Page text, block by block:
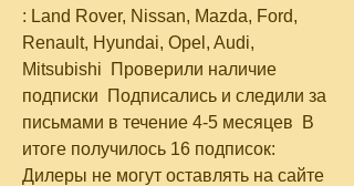
: Land Rover, Nissan, Mazda, Ford,
Renault, Hyundai, Opel, Audi,
Mitsubishi  Проверили наличие
подписки  Подписались и следили за
письмами в течение 4-5 месяцев  В
итоге получилось 16 подписок:
Дилеры не могут оставлять на сайте